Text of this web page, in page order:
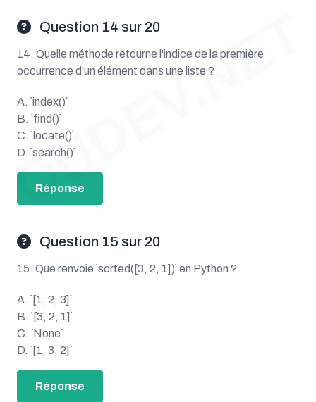
Question 14 sur 20
14. Quelle méthode retourne l'indice de la première
occurrence d'un élément dans une liste ?
A. `index()`
B. `find()`
C. `locate()`
D. `search()`
Réponse
Question 15 sur 20
15. Que renvoie `sorted([3, 2, 1])` en Python ?
A. `[1, 2, 3]`
B. `[3, 2, 1]`
C. `None`
D. `[1, 3, 2]`
Réponse
OUDEV.NET